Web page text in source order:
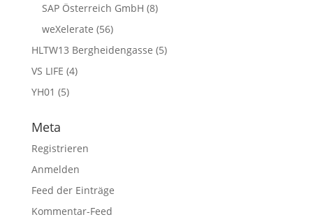
SAP Österreich GmbH (8)
weXelerate (56)
HLTW13 Bergheidengasse (5)
VS LIFE (4)
YH01 (5)
Meta
Registrieren
Anmelden
Feed der Einträge
Kommentar-Feed